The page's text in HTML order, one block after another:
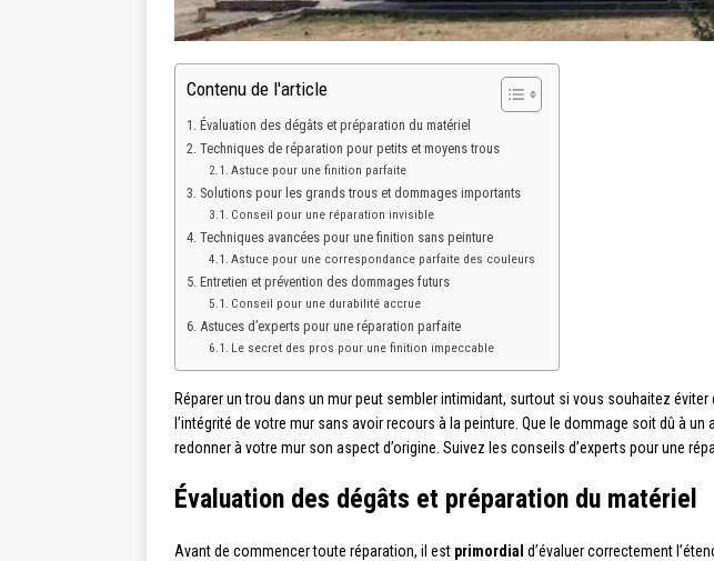
Contenu de l'article
Évaluation des dégâts et préparation du matériel
Techniques de réparation pour petits et moyens trous
Astuce pour une finition parfaite
Solutions pour les grands trous et dommages importants
Conseil pour une réparation invisible
Techniques avancées pour une finition sans peinture
Astuce pour une correspondance parfaite des couleurs
Entretien et prévention des dommages futurs
Conseil pour une durabilité accrue
Astuces d’experts pour une réparation parfaite
Le secret des pros pour une finition impeccable
Réparer un trou dans un mur peut sembler intimidant, surtout si vous souhaitez
l’intégrité de votre mur sans avoir recours à la peinture. Que le dommage soit dû à
redonner à votre mur son aspect d’origine. Suivez les conseils d’experts pour une
Évaluation des dégâts et préparation du matériel
Avant de commencer toute réparation, il est primordial d’évaluer correctement